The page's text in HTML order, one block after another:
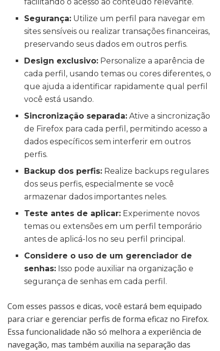
Segurança: Utilize um perfil para navegar em
sites sensíveis ou realizar transações financeiras,
preservando seus dados em outros perfis.
Design exclusivo: Personalize a aparência de
cada perfil, usando temas ou cores diferentes, o
que ajuda a identificar rapidamente qual perfil
você está usando.
Sincronização separada: Ative a sincronização
de Firefox para cada perfil, permitindo acesso a
dados específicos sem interferir em outros
perfis.
Backup dos perfis: Realize backups regulares
dos seus perfis, especialmente se você
armazenar dados importantes neles.
Teste antes de aplicar: Experimente novos
temas ou extensões em um perfil temporário
antes de aplicá-los no seu perfil principal.
Considere o uso de um gerenciador de
senhas: Isso pode auxiliar na organização e
segurança de senhas em cada perfil.
Com esses passos e dicas, você estará bem equipado
para criar e gerenciar perfis de forma eficaz no Firefox.
Essa funcionalidade não só melhora a experiência de
navegação, mas também auxilia na separação das